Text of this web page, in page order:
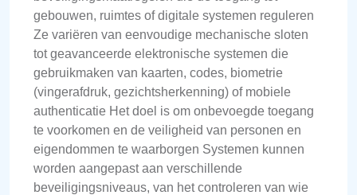
gebouwen, ruimtes of digitale systemen reguleren
Ze variëren van eenvoudige mechanische sloten
tot geavanceerde elektronische systemen die
gebruikmaken van kaarten, codes, biometrie
(vingerafdruk, gezichtsherkenning) of mobiele
authenticatie Het doel is om onbevoegde toegang
te voorkomen en de veiligheid van personen en
eigendommen te waarborgen Systemen kunnen
worden aangepast aan verschillende
beveiligingsniveaus, van het controleren van wie